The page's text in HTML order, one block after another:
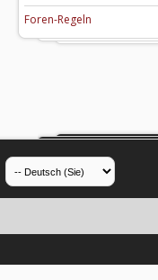
Foren-Regeln